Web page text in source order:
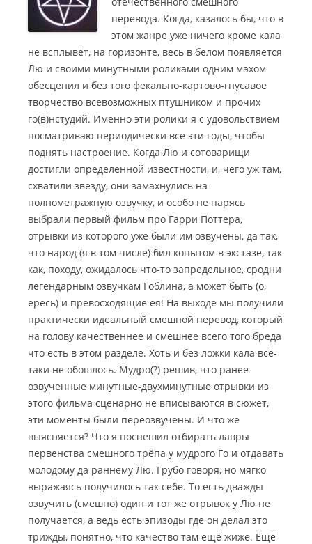
перевода. Когда, казалось бы, что в
этом жанре уже ничего кроме кала
не всплывёт, на горизонте, весь в белом появляется
Лю и своими минутными роликами одним махом
обесценил и без того фекально-картово-гнусавое
творчество всевозможных птушником и прочих
го(в)нстудий. Именно эти ролики я с удовольствием
посматриваю периодически все эти годы, чтобы
поднять настроение. Когда Лю и сотоварищи
достигли определенной известности, и, чего уж там,
схватили звезду, они замахнулись на
полнометражную озвучку, и особо не парясь
выбрали первый фильм про Гарри Поттера,
отрывки из которого уже были им озвучены, да так,
что народ (я в том числе) бил копытом в экстазе, так
как, походу, ожидалось что-то запредельное, сродни
легендарным озвучкам Гоблина, а может быть (о,
ересь) и превосходящие ея! На выходе мы получили
практически идеальный смешной перевод, который
на голову качественнее и смешнее всего того бреда
что есть в этом разделе. Хоть и без ложки кала всё-
таки не обошлось. Мудро(?) решив, что ранее
озвученные минутные-двухминутные отрывки из
этого фильма сценарно не вписываются в сюжет,
эти моменты были переозвучены. И что же
выясняется? Что я поспешил отбирать лавры
первенства смешного трёпа у мудрого Го и отдавать
молодому да раннему Лю. Грубо говоря, но мягко
выражаясь получилось так себе. То есть дважды
озвучить (смешно) один и тот же отрывок у Лю не
получается, а ведь есть эпизоды где он делал это
трижды, понятно, что качество там ещё жиже. Ещё